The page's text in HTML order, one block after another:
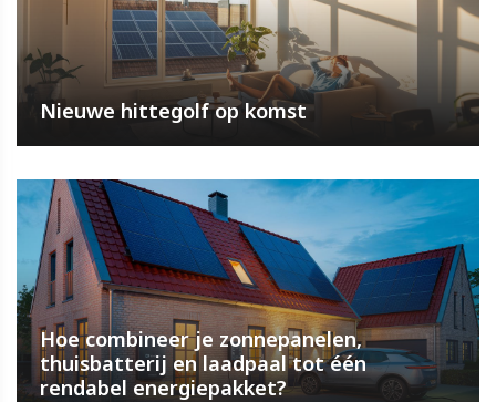
Nieuwe hittegolf op komst
Hoe combineer je zonnepanelen,
thuisbatterij en laadpaal tot één
rendabel energiepakket?